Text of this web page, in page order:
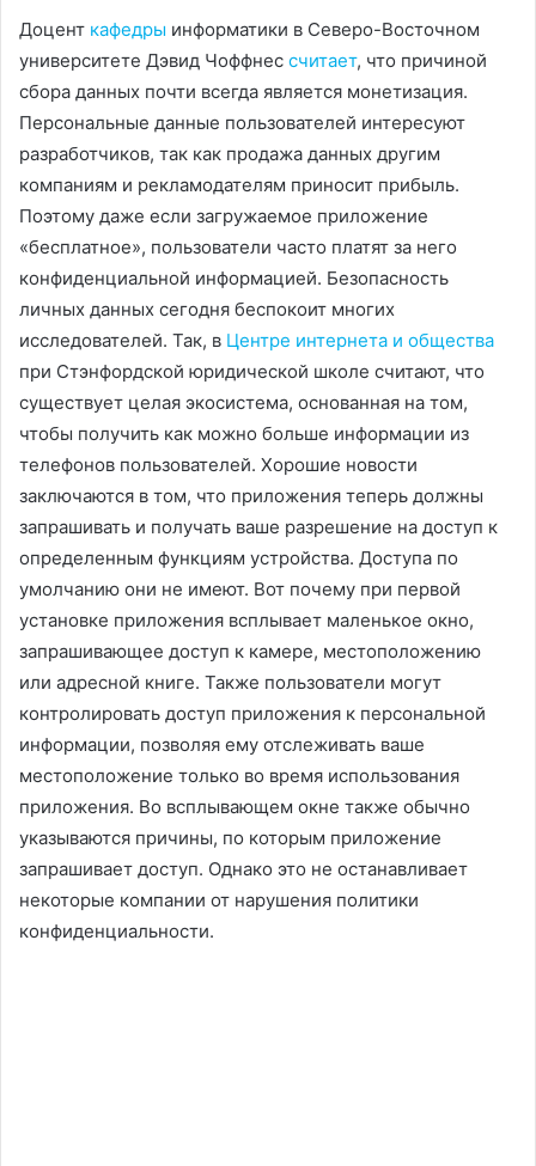
Доцент кафедры информатики в Северо-Восточном
университете Дэвид Чоффнес считает, что причиной
сбора данных почти всегда является монетизация.
Персональные данные пользователей интересуют
разработчиков, так как продажа данных другим
компаниям и рекламодателям приносит прибыль.
Поэтому даже если загружаемое приложение
«бесплатное», пользователи часто платят за него
конфиденциальной информацией. Безопасность
личных данных сегодня беспокоит многих
исследователей. Так, в Центре интернета и общества
при Стэнфордской юридической школе считают, что
существует целая экосистема, основанная на том,
чтобы получить как можно больше информации из
телефонов пользователей. Хорошие новости
заключаются в том, что приложения теперь должны
запрашивать и получать ваше разрешение на доступ к
определенным функциям устройства. Доступа по
умолчанию они не имеют. Вот почему при первой
установке приложения всплывает маленькое окно,
запрашивающее доступ к камере, местоположению
или адресной книге. Также пользователи могут
контролировать доступ приложения к персональной
информации, позволяя ему отслеживать ваше
местоположение только во время использования
приложения. Во всплывающем окне также обычно
указываются причины, по которым приложение
запрашивает доступ. Однако это не останавливает
некоторые компании от нарушения политики
конфиденциальности.